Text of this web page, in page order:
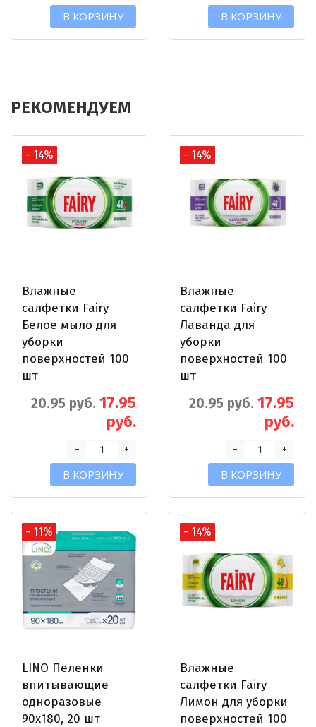
В КОРЗИНУ В КОРЗИНУ
РЕКОМЕНДУЕМ
- 14%
Влажные
салфетки Fairy
Белое мыло для
уборки
поверхностей 100
шт
20.95 руб. 17.95
руб.
+
-
В КОРЗИНУ
- 14%
Влажные
салфетки Fairy
Лаванда для
уборки
поверхностей 100
шт
20.95 руб. 17.95
руб.
+
-
В КОРЗИНУ
- 11%
LINO Пеленки
впитывающие
одноразовые
90х180, 20 шт
- 14%
Влажные
салфетки Fairy
Лимон для уборки
поверхностей 100